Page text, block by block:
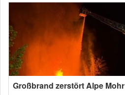
Großbrand zerstört Alpe Mohr